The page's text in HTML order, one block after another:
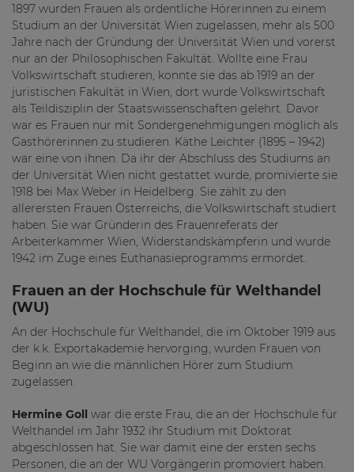
1897 wurden Frauen als ordentliche Hörerinnen zu einem
Studium an der Universität Wien zugelassen, mehr als 500
Jahre nach der Gründung der Universität Wien und vorerst
nur an der Philosophischen Fakultät. Wollte eine Frau
Volkswirtschaft studieren, konnte sie das ab 1919 an der
juristischen Fakultät in Wien, dort wurde Volkswirtschaft
als Teildisziplin der Staatswissenschaften gelehrt. Davor
war es Frauen nur mit Sondergenehmigungen möglich als
Gasthörerinnen zu studieren. Käthe Leichter (1895 – 1942)
war eine von ihnen. Da ihr der Abschluss des Studiums an
der Universität Wien nicht gestattet wurde, promivierte sie
1918 bei Max Weber in Heidelberg. Sie zählt zu den
allerersten Frauen Österreichs, die Volkswirtschaft studiert
haben. Sie war Gründerin des Frauenreferats der
Arbeiterkammer Wien, Widerstandskämpferin und wurde
1942 im Zuge eines Euthanasieprogramms ermordet.
Frauen an der Hochschule für Welthandel
(WU)
An der Hochschule für Welthandel, die im Oktober 1919 aus
der k.k. Exportakademie hervorging, wurden Frauen von
Beginn an wie die männlichen Hörer zum Studium
zugelassen.
Hermine Goll war die erste Frau, die an der Hochschule für
Welthandel im Jahr 1932 ihr Studium mit Doktorat
abgeschlossen hat. Sie war damit eine der ersten sechs
Personen, die an der WU Vorgängerin promoviert haben.